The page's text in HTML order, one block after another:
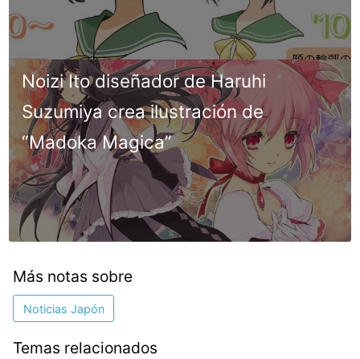
Noizi Ito diseñador de Haruhi
Suzumiya crea ilustración de
“Madoka Magica”
Más notas sobre
Noticias Japón
Temas relacionados